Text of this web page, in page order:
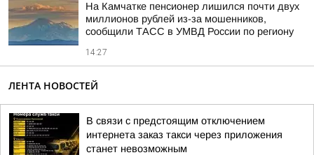
На Камчатке пенсионер лишился почти двух
миллионов рублей из-за мошенников,
сообщили ТАСС в УМВД России по региону
14:27
ЛЕНТА НОВОСТЕЙ
В связи с предстоящим отключением
интернета заказ такси через приложения
станет невозможным